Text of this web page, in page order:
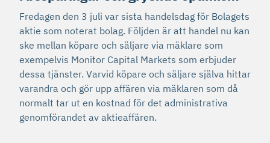
Fredagen den 3 juli var sista handelsdag för Bolagets
aktie som noterat bolag. Följden är att handel nu kan
ske mellan köpare och säljare via mäklare som
exempelvis Monitor Capital Markets som erbjuder
dessa tjänster. Varvid köpare och säljare själva hittar
varandra och gör upp affären via mäklaren som då
normalt tar ut en kostnad för det administrativa
genomförandet av aktieaffären.